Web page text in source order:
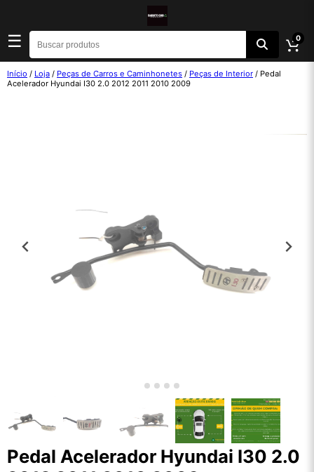
☰ 0
Início / Loja / Peças de Carros e Caminhonetes / Peças de Interior / Pedal
Acelerador Hyundai I30 2.0 2012 2011 2010 2009
Pedal Acelerador Hyundai I30 2.0